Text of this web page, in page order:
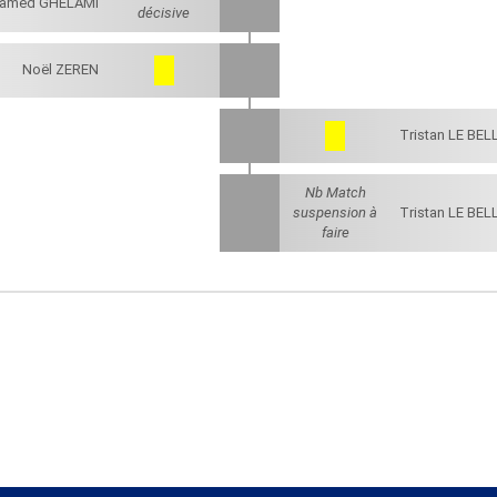
décisive
Noël ZEREN
Tristan LE
Nb Match
suspension à
faire
Tristan LE